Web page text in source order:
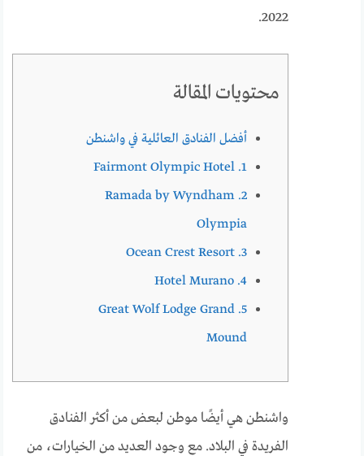
2022.
محتويات المقالة
أفضل الفنادق العائلية في واشنطن
1. Fairmont Olympic Hotel
2. Ramada by Wyndham
Olympia
3. Ocean Crest Resort
4. Hotel Murano
5. Great Wolf Lodge Grand
Mound
واشنطن هي أيضًا موطن لبعض من أكثر الفنادق
الفريدة في البلاد. مع وجود العديد من الخيارات، من